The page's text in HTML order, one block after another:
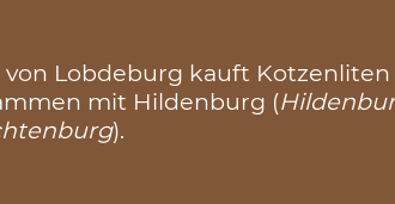
von Lobdeburg kauft Kotzenliten
mit Hildenburg (
).